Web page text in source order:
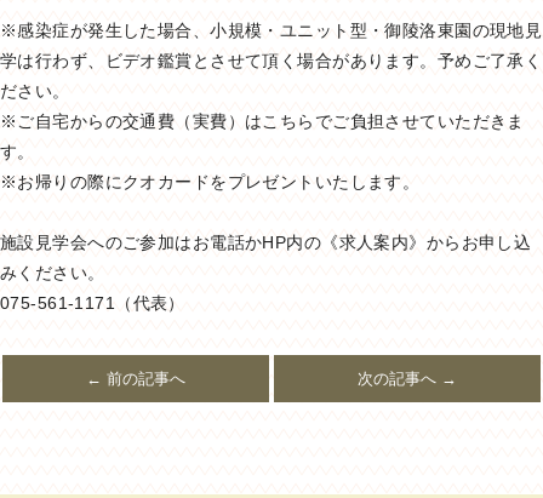
※感染症が発生した場合、小規模・ユニット型・御陵洛東園の現地見
学は行わず、ビデオ鑑賞とさせて頂く場合があります。予めご了承く
ださい。
※ご自宅からの交通費（実費）はこちらでご負担させていただきま
す。
※お帰りの際にクオカードをプレゼントいたします。
施設見学会へのご参加はお電話かHP内の《求人案内》からお申し込
みください。
075-561-1171（代表）
← 前の記事へ 次の記事へ →